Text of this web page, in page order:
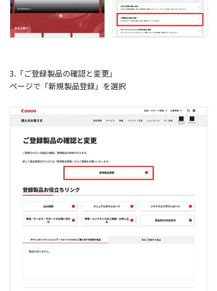
3.「ご登録製品の確認と変更」
ページで「新規製品登録」を選択